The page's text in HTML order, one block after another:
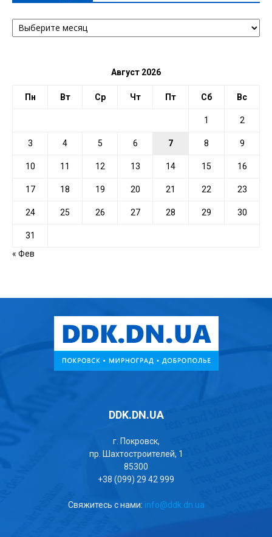
АРХИВ
ПО
Август 2026
Пн Вт Ср Чт Пт Сб Вс
1 2
3 4 5 6 7 8 9
10 11 12 13 14 15 16
17 18 19 20 21 22 23
24 25 26 27 28 29 30
31
« Фев
DDK.DN.UA
г. Покровск,
пр. Шахтостроителей, 1
85300
+38 (099) 29 42 999
Свяжитесь с нами: info@ddk.dn.ua